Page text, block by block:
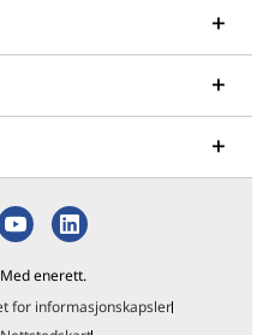
enerett.
for informasjonskapsler